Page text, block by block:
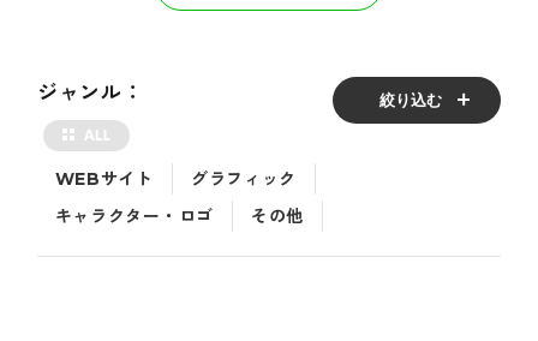
絞り込む
ジャンル：
WEBサイト
グラフィック
キャラクター・ロゴ
その他